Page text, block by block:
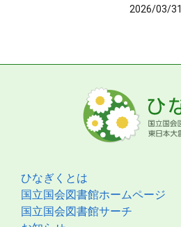
2026/03/31
ひなぎくとは
国立国会図書館ホームページ
国立国会図書館サーチ